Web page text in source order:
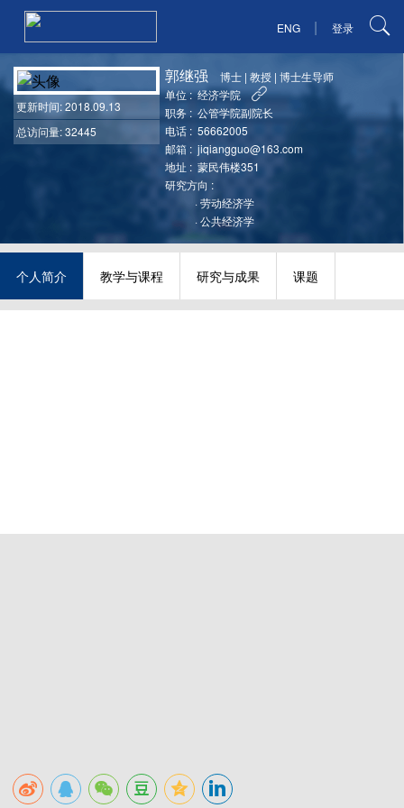
ENG | 登录
更新时间: 2018.09.13
总访问量: 32445
郭继强 博士 |教授 |博士生导师
单位 : 经济学院
职务 : 公管学院副院长
电话 : 56662005
邮箱 : jiqiangguo@163.com
地址 : 蒙民伟楼351
研究方向 :
·劳动经济学
·公共经济学
个人简介 教学与课程 研究与成果 课题